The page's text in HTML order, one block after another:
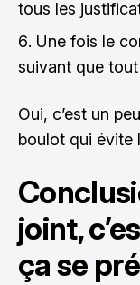
tous les
Une fois le
suivant que
Oui, c’est un
boulot qui évite
joint,
ça se